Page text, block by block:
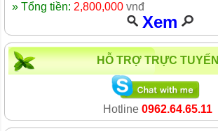
» Tổng tiền: 2,800,000 vnđ
Xem
HỖ TRỢ TRỰC TUYẾN
Hotline 0962.64.65.11